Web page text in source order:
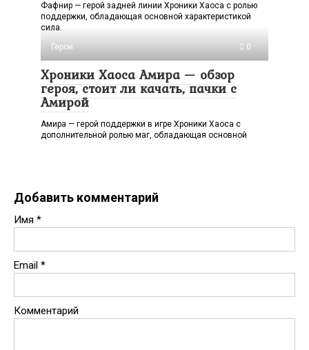
Фафнир — герой задней линии Хроники Хаоса с ролью
поддержки, обладающая основной характеристикой
сила.
Герои
0
Хроники Хаоса Амира — обзор
героя, стоит ли качать, пачки с
Амирой
Амира — герой поддержки в игре Хроники Хаоса с
дополнительной ролью маг, обладающая основной
Добавить комментарий
Имя *
Email *
Комментарий